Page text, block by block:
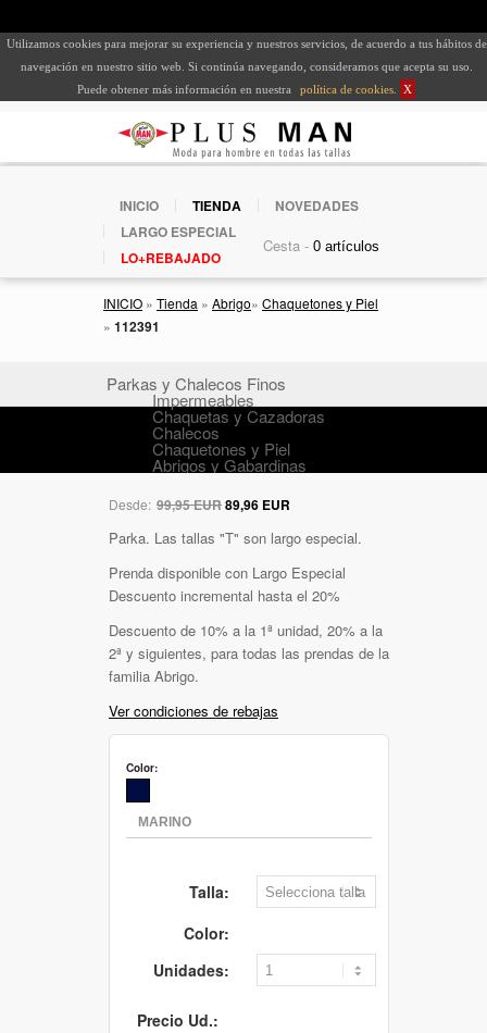
Utilizamos cookies para mejorar su experiencia y nuestros servicios, de acuerdo a tus hábitos de
navegación en nuestro sitio web. Si continúa navegando, consideramos que acepta su uso.
Puede obtener más información en nuestra
política de cookies X
INICIO TIENDA
NOVEDADES
LARGO ESPECIAL
LO+REBAJADO
Cesta -
INICIO » Tienda » Abrigo» Chaquetones y Piel
» 112391
Parkas y Chalecos Finos
Impermeables
Chaquetas y Cazadoras
Chalecos
Chaquetones y Piel
Abrigos y Gabardinas
Desde: 99,95 EUR89,96 EUR
Parka. Las tallas "T" son largo especial.
Prenda disponible con Largo Especial
Descuento incremental hasta el 20%
Descuento de 10% a la 1ª unidad, 20% a la
2ª y siguientes, para todas las prendas de la
familia Abrigo.
Ver condiciones de rebajas
Color:
Talla:
Color:
Unidades:
Precio Ud.: